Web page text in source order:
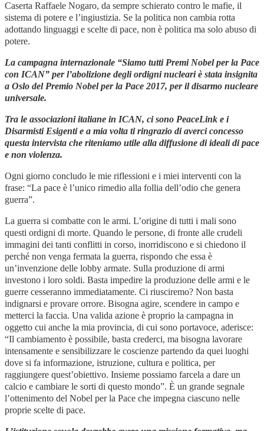
Caserta Raffaele Nogaro, da sempre schierato contro le mafie, il
sistema di potere e l’ingiustizia. Se la politica non cambia rotta
adottando linguaggi e scelte di pace, non è politica ma solo abuso di
potere.
La campagna internazionale “Siamo tutti Premi Nobel per la Pace
con ICAN” per l’abolizione degli ordigni nucleari è stata insignita
a Oslo del Premio Nobel per la Pace 2017, per il disarmo nucleare
universale.
Tra le associazioni italiane in ICAN, ci sono PeaceLink e i
Disarmisti Esigenti e a mia volta ti ringrazio di averci concesso
questa intervista che riteniamo utile alla diffusione di ideali di pace
e non violenza.
Ogni giorno concludo le mie riflessioni e i miei interventi con la
frase: “La pace è l’unico rimedio alla follia dell’odio che genera
guerra”.
La guerra si combatte con le armi. L’origine di tutti i mali sono
questi ordigni di morte. Quando le persone, di fronte alle crudeli
immagini dei tanti conflitti in corso, inorridiscono e si chiedono il
perché non venga fermata la guerra, rispondo che essa è
un’invenzione delle lobby armate. Sulla produzione di armi
investono i loro soldi. Basta impedire la produzione delle armi e le
guerre cesseranno immediatamente. Ci riusciremo? Non basta
indignarsi e provare orrore. Bisogna agire, scendere in campo e
metterci la faccia. Una valida azione è proprio la campagna in
oggetto cui anche la mia provincia, di cui sono portavoce, aderisce:
“Il cambiamento è possibile, basta crederci, ma bisogna lavorare
intensamente e sensibilizzare le coscienze partendo da quei luoghi
dove si fa informazione, istruzione, cultura e politica, per
raggiungere quest’obiettivo. Insieme possiamo farcela a dare un
calcio e cambiare le sorti di questo mondo”. È un grande segnale
l’ottenimento del Nobel per la Pace che impegna ciascuno nelle
proprie scelte di pace.